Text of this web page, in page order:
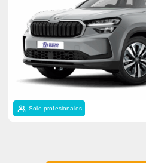
Solo profesionales